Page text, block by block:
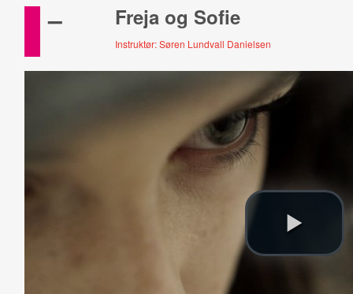
– Freja og Sofie
Instruktør: Søren Lundvall Danielsen